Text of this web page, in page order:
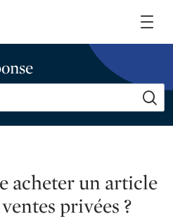
acheter un article
privées ?